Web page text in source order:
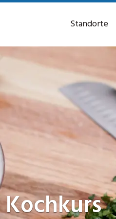
Standorte
Kochkurs